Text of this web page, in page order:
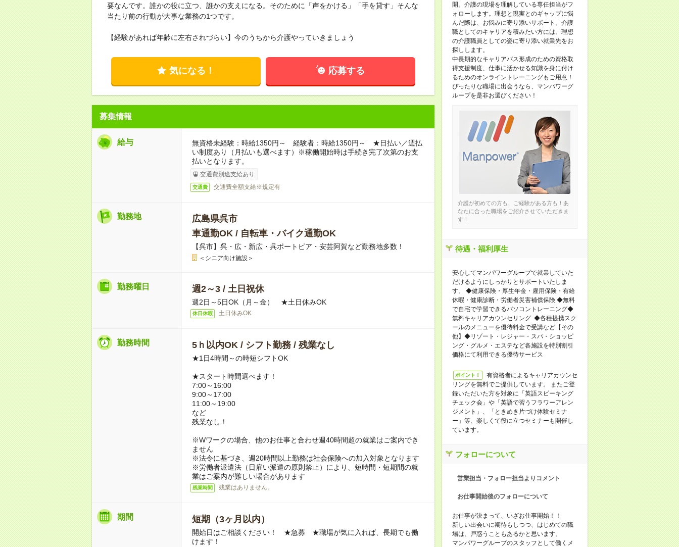
要なんです。誰かの役に立つ、誰かの支えになる。そのために「声をかける」「手を貸す」そんな
当たり前の行動が大事な業務の1つです。
【経験があれば年齢に左右されづらい】今のうちから介護やっていきましょう
気になる！ 応募する
募集情報
給与
無資格未経験：時給1350円～ 経験者：時給1350円～ ★日払い／週払
い制度あり（月払いも選べます）※稼働開始時は手続き完了次第のお支
払いとなります。
交通費別途支給あり
交通費 交通費全額支給※規定有
勤務地
広島県呉市
車通勤OK / 自転車・バイク通勤OK
【呉市】呉・広・新広・呉ポートピア・安芸阿賀など勤務地多数！
＜シニア向け施設＞
勤務曜日 週2～3 / 土日祝休
週2日～5日OK（月～金） ★土日休みOK
休日休暇 土日休みOK
勤務時間 5ｈ以内OK / シフト勤務 / 残業なし
★1日4時間～の時短シフトOK
★スタート時間選べます！
7:00～16:00
9:00～17:00
11:00～19:00
など
残業なし！
※Wワークの場合、他のお仕事と合わせ週40時間超の就業はご案内でき
ません
※法令に基づき、週20時間以上勤務は社会保険への加入対象となります
※労働者派遣法（日雇い派遣の原則禁止）により、短時間・短期間の就
業はご案内が難しい場合があります
残業時間 残業はありません。
期間 短期（3ヶ月以内）
開始日はご相談ください！ ★急募 ★職場が気に入れば、長期でも働
けます！
開。介護の現場を理解している専任担当がフ
ォローします。理想と現実とのギャップに悩
んだ際は、お悩みに寄り添いサポート。介護
職としてのキャリアを積みたい方には、理想
の介護職員としての姿に寄り添い就業先をお
探しします。
中長期的なキャリアパス形成のための資格取
得支援制度、仕事に活かせる知識を身に付け
るためのオンライントレーニングもご用意！
ぴったりな職場に出会うなら、マンパワーグ
ループを是非お選びください！
介護が初めての方も、ご経験がある方も！あ
なたに合った職場をご紹介させていただきま
す！
待遇・福利厚生
安心してマンパワーグループで就業していた
だけるようにしっかりとサポートいたしま
す。 ◆健康保険・厚生年金・雇用保険・有給
休暇・健康診断・労働者災害補償保険 ◆無料
で自宅で学習できるパソコントレーニング◆
無料キャリアカウンセリング ◆各種提携スク
ールのメニューを優待料金で受講など【その
他】◆リゾート・レジャー・スパ・ショッピ
ング・グルメ・エステなど各施設を特別割引
価格にて利用できる優待サービス
ポイント！
有資格者によるキャリアカウンセ
リングを無料でご提供しています。 またご登
録いただいた方を対象に「英語スピーキング
チェック会」や「英語で習うフラワーアレン
ジメント」、「ときめき片づけ体験セミナ
ー」等、楽しくて役に立つセミナーも開催し
ています。
フォローについて
営業担当・フォロー担当よりコメント
お仕事開始後のフォローについて
お仕事が決まって、いざお仕事開始！！
新しい出会いに期待もしつつ、はじめての職
場は、戸惑うこともあるかと思います。
マンパワーグループのスタッフとして働くメ